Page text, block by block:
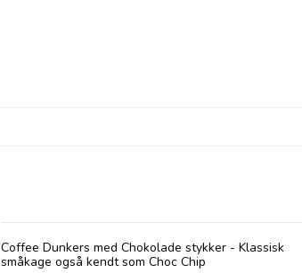
Coffee Dunkers med Chokolade stykker - Klassisk
småkage også kendt som Choc Chip